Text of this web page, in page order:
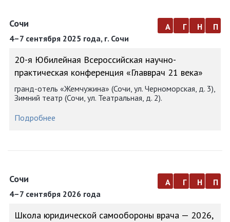
Сочи
4–7 сентября 2025 года, г. Сочи
а г н п
20-я Юбилейная Всероссийская научно-
практическая конференция «Главврач 21 века»
гранд-отель «Жемчужина» (Сочи, ул. Черноморская, д. 3),
Зимний театр (Сочи, ул. Театральная, д. 2).
Подробнее
Сочи
4–7 сентября 2026 года
а г н п
Школа юридической самообороны врача — 2026,